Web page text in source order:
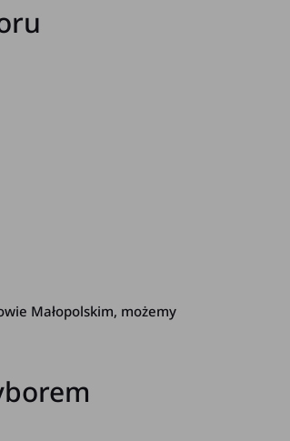
Małopolskim, możemy